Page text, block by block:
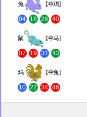
兔 [冲鸡]
04 16 28 40
鼠 [冲马]
07 19 31 43
鸡 [冲兔]
10 22 34 46